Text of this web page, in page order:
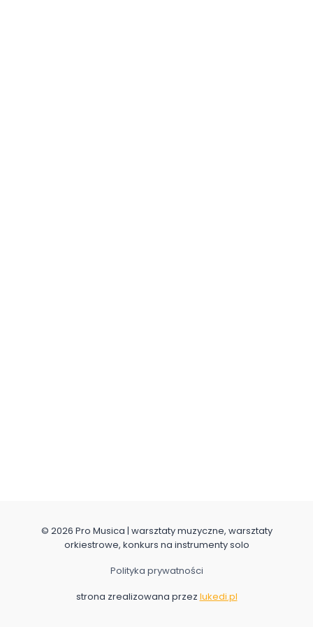
© 2026 Pro Musica | warsztaty muzyczne, warsztaty
orkiestrowe, konkurs na instrumenty solo
Polityka prywatności
strona zrealizowana przez lukedi.pl